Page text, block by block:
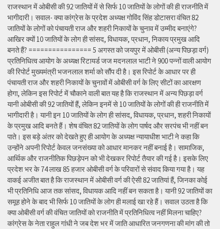
राजस्थान में ओबीसी की 92 जातियों में से सिर्फ 10 जातियों के लोगों की ही राजनीति में
भागीदारी। सवाल- क्या कांग्रेस के प्रदेश अध्यक्ष गोविंद सिंह डोटासरा वंचित 82
जातियों के लोगों को पंचायती राज और शहरी निकायों के चुनाव में उम्मीद बनाएंगे?
आखिर क्यों 10 जातियों के लोग ही सांसद, विधायक, प्रधान, निकाय प्रमुख आदि
बनते हैं? ================ 5 अगस्त को जयपुर में ओबीसी (अन्य पिछड़ा वर्ग)
प्रतिनिधित्व आयोग के अध्यक्ष रिटायर्ड जज मदनलाल भाटी ने 900 पन्नों वाली आयोग
की रिपोर्ट मुख्यमंत्री भजनलाल शर्मा को सौंप दी है। इस रिपोर्ट के आधार पर ही
पंचायती राज और शहरी निकायों के चुनावों में ओबीसी वर्ग के लिए सीटों का आरक्षण
होगा, लेकिन इस रिपोर्ट में चौकाने वाली बात यह है कि राजस्थान में अन्य पिछड़ा वर्ग
यानी ओबीसी की 92 जातियों हैं, लेकिन इनमें से 10 जातियों के लोगों की ही राजनीति में
भागीदारी है। यानी इन 10 जातियों के लोग ही सांसद, विधायक, प्रधान, शहरी निकायों
के प्रमुख आदि बनते हैं। शेष वंचित 82 जातियों के लोग पार्षद और सरपंच भी नहीं बन
पाते। इस बड़े अंतर को देखते हुए ही आयोग के अध्यक्ष न्यायाधीश भाटी ने कहा कि
उन्होंने अपनी रिपोर्ट केवल जनसंख्या को आधार मानकर नहीं बनाई है। सामाजिक,
आर्थिक और राजनीतिक पिछड़ेपन को भी देखकर रिपोर्ट तैयार की गई है। इसके लिए
प्रदेश भर के 74 लाख 85 हजार ओबीसी वर्ग के परिवारों से संवाद किया गया है। यह
वाकई अजीत बात है कि राजस्थान में ओबीसी वर्ग की ऐसी 82 जातियां हैं, जिनका कोई
भी प्रतिनिधि आज तक सांसद, विधायक आदि नहीं बन सकता है। यानी 92 जातियों का
समूह होने के बाद भी सिर्फ 10 जातियों के लोग ही मलाई खा रहे हैं। सवाल उठता है कि
क्या ओबीसी वर्ग की वंचित जातियों को राजनीति में प्रतिनिधित्व नहीं मिलना चाहिए?
कांग्रेस के नेता राहुल गांधी ने जब देश भर में जाति आधारित जनगणना की मांग की तो